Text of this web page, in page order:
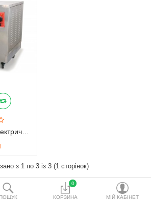
Список бажань
ПОШУК
0
КОРЗИНА МІЙ КАБІНЕТ
з 1 по 3 із 3 (1 сторінок)